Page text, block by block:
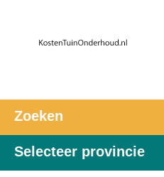
Zoeken
Selecteer provincie